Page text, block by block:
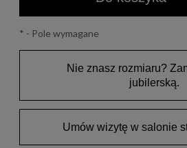
* - Pole wymagane
Nie znasz rozmiaru?
jubilerską.
Umów wizytę w salonie